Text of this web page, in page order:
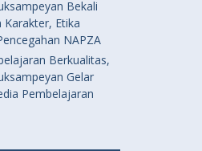
Bekali
Karakter, Etika
NAPZA
Berkualitas,
Gelar
Pembelajaran